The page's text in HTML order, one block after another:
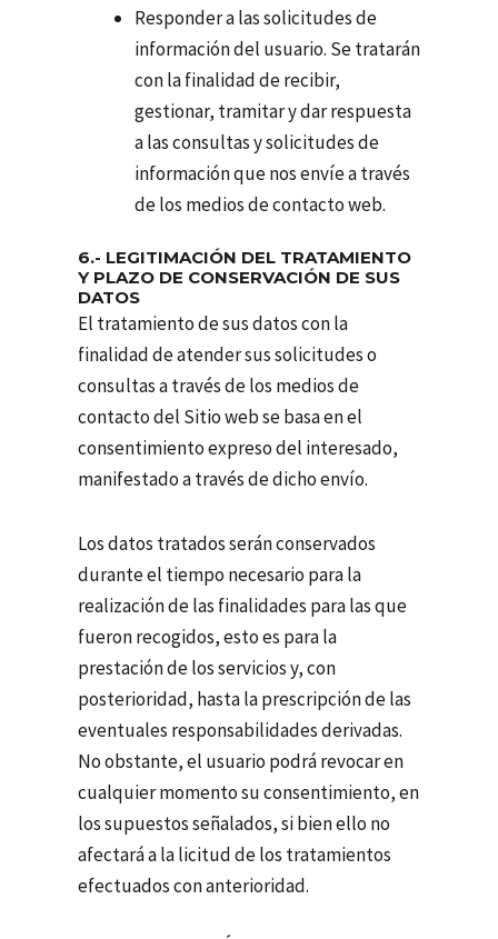
Responder a las solicitudes de
información del usuario. Se tratarán
con la finalidad de recibir,
gestionar, tramitar y dar respuesta
a las consultas y solicitudes de
información que nos envíe a través
de los medios de contacto web.
6.- LEGITIMACIÓN DEL TRATAMIENTO
Y PLAZO DE CONSERVACIÓN DE SUS
DATOS
El tratamiento de sus datos con la
finalidad de atender sus solicitudes o
consultas a través de los medios de
contacto del Sitio web se basa en el
consentimiento expreso del interesado,
manifestado a través de dicho envío.
Los datos tratados serán conservados
durante el tiempo necesario para la
realización de las finalidades para las que
fueron recogidos, esto es para la
prestación de los servicios y, con
posterioridad, hasta la prescripción de las
eventuales responsabilidades derivadas.
No obstante, el usuario podrá revocar en
cualquier momento su consentimiento, en
los supuestos señalados, si bien ello no
afectará a la licitud de los tratamientos
efectuados con anterioridad.